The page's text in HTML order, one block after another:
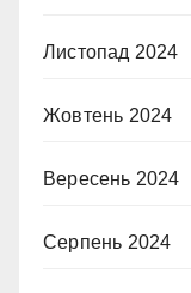
Листопад 2024
Жовтень 2024
Вересень 2024
Серпень 2024